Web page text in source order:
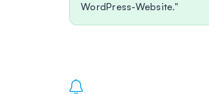
WordPress-Website.